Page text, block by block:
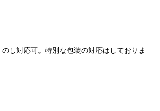
し対応可。特別な包装の対応はしておりま